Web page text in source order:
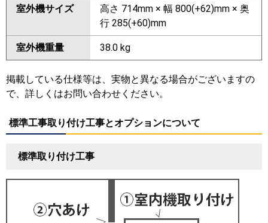
室外機サイズ
高さ 714mm × 幅 800(+62)mm × 奥
行 285(+60)mm
室外機重量 38.0 kg
掲載している仕様等は、実物と異なる場合がございますの
で、詳しくはお問い合わせください。
標準工事取り付け工事とオプションについて
標準取り付け工事